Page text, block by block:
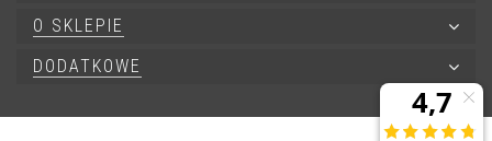
O SKLEPIE
DODATKOWE